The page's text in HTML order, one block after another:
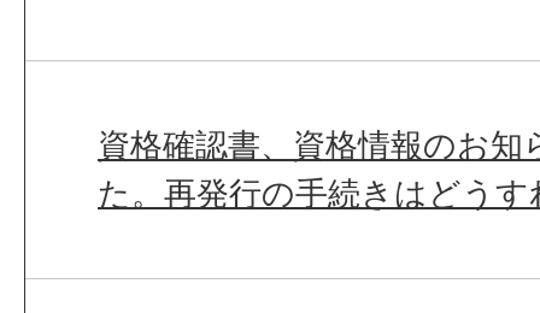
資格確認書、資格情報のお
た。再発行の手続きはどう